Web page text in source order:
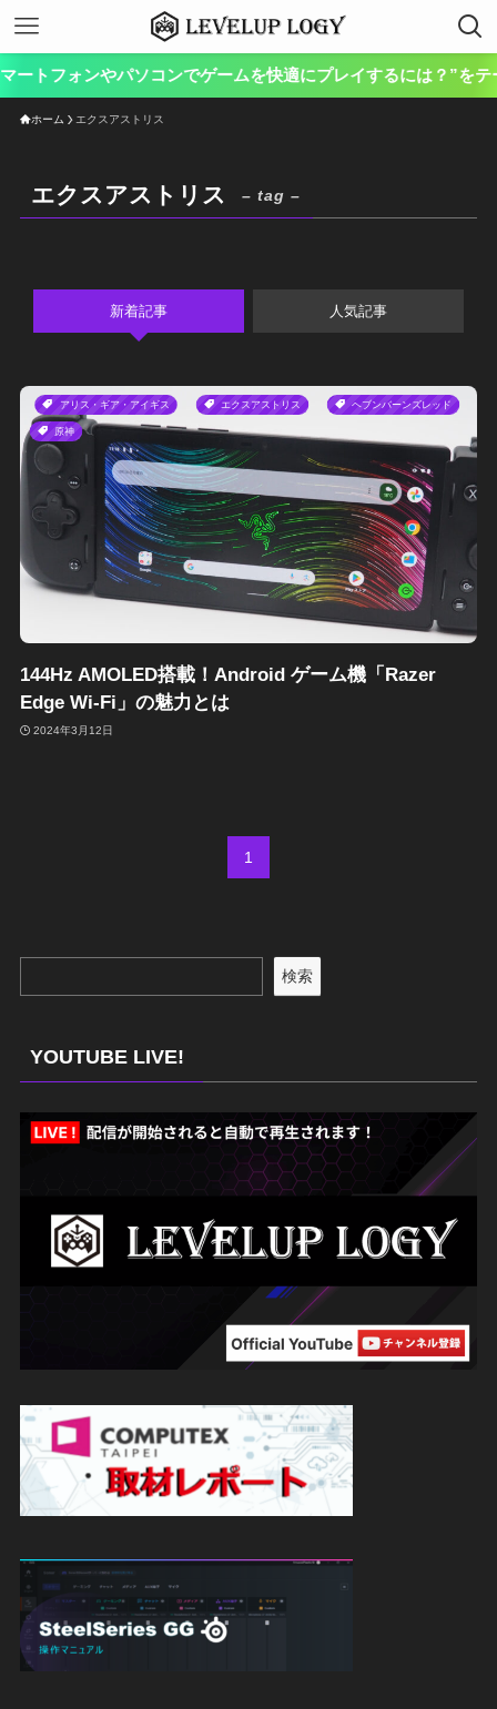
やパソコンでゲームを快適にプレイするには？”をテーマに
ホーム エクスアストリス
エクスアストリス – tag –
新着記事 人気記事
アリス・ギア・アイギス エクスアストリス ヘブンバーンズレッド
原神
144Hz AMOLED搭載！Android ゲーム機「Razer
Edge Wi-Fi」の魅力とは
2024年3月12日
1
検索
YOUTUBE LIVE!